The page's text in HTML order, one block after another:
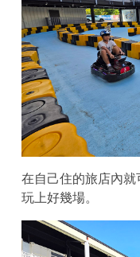
在自己住的旅店內
玩上好幾場。